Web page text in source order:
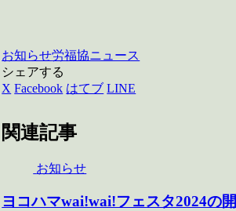
お知らせ労福協ニュース
シェアする
X Facebook はてブ LINE
関連記事
お知らせ
ヨコハマwai!wai!フェスタ2024の開